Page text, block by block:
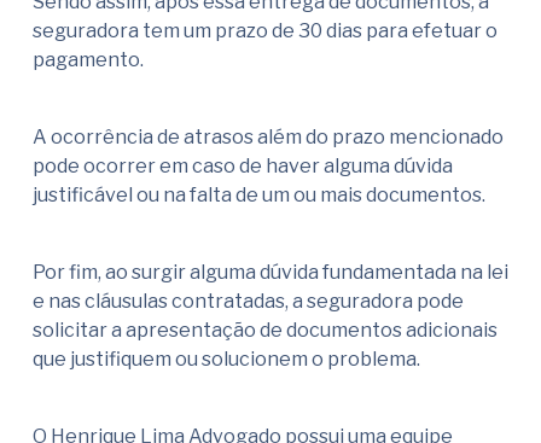
seguradora tem um prazo de 30 dias para efetuar o
pagamento.
A ocorrência de atrasos além do prazo mencionado
pode ocorrer em caso de haver alguma dúvida
justificável ou na falta de um ou mais documentos.
Por fim, ao surgir alguma dúvida fundamentada na lei
e nas cláusulas contratadas, a seguradora pode
solicitar a apresentação de documentos adicionais
que justifiquem ou solucionem o problema.
O Henrique Lima Advogado possui uma equipe